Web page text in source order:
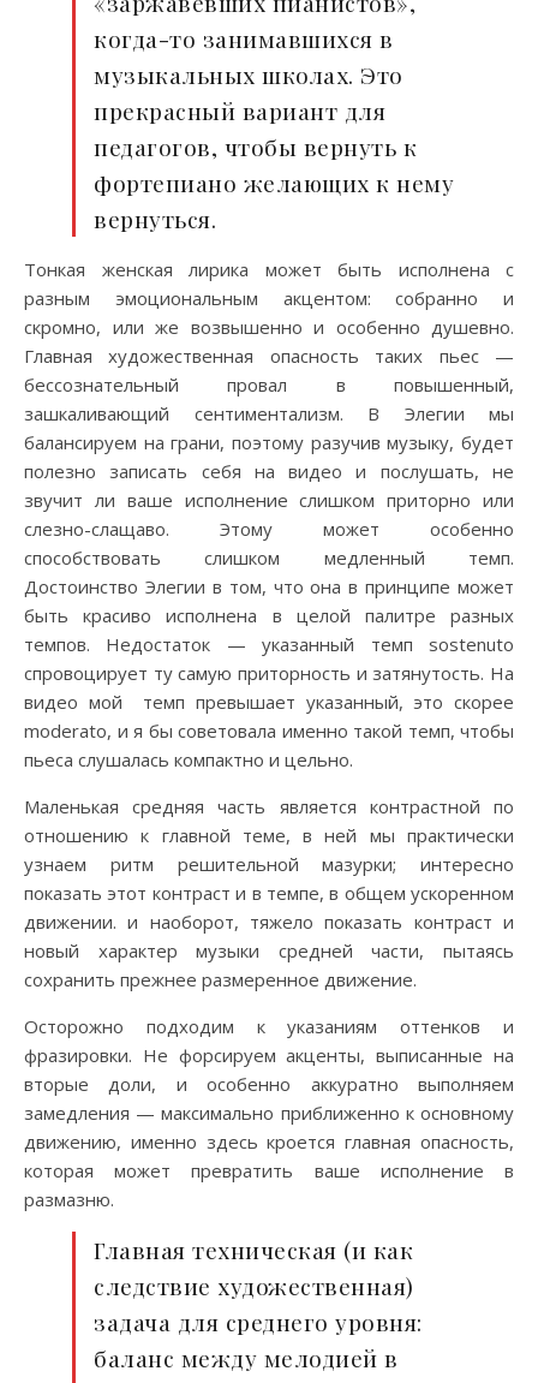
когда-то занимавшихся в
музыкальных школах. Это
прекрасный вариант для
педагогов, чтобы вернуть к
фортепиано желающих к нему
вернуться.
Тонкая женская лирика может быть исполнена с
разным эмоциональным акцентом: собранно и
скромно, или же возвышенно и особенно душевно.
Главная художественная опасность таких пьес —
бессознательный провал в повышенный,
зашкаливающий сентиментализм. В Элегии мы
балансируем на грани, поэтому разучив музыку, будет
полезно записать себя на видео и послушать, не
звучит ли ваше исполнение слишком приторно или
слезно-слащаво. Этому может особенно
способствовать слишком медленный темп.
Достоинство Элегии в том, что она в принципе может
быть красиво исполнена в целой палитре разных
темпов. Недостаток — указанный темп sostenuto
спровоцирует ту самую приторность и затянутость. На
видео мой темп превышает указанный, это скорее
moderato, и я бы советовала именно такой темп, чтобы
пьеса слушалась компактно и цельно.
Маленькая средняя часть является контрастной по
отношению к главной теме, в ней мы практически
узнаем ритм решительной мазурки; интересно
показать этот контраст и в темпе, в общем ускоренном
движении. и наоборот, тяжело показать контраст и
новый характер музыки средней части, пытаясь
сохранить прежнее размеренное движение.
Осторожно подходим к указаниям оттенков и
фразировки. Не форсируем акценты, выписанные на
вторые доли, и особенно аккуратно выполняем
замедления — максимально приближенно к основному
движению, именно здесь кроется главная опасность,
которая может превратить ваше исполнение в
размазню.
Главная техническая (и как
следствие художественная)
задача для среднего уровня:
баланс между мелодией в